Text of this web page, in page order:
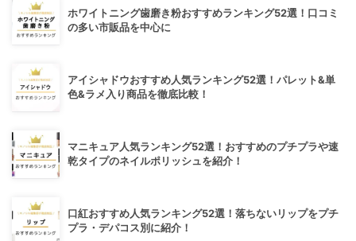
ホワイトニング歯磨き粉おすすめランキング52選！口コミ
の多い市販品を中心に
アイシャドウおすすめ人気ランキング52選！パレット&単
色&ラメ入り商品を徹底比較！
マニキュア人気ランキング52選！おすすめのプチプラや速
乾タイプのネイルポリッシュを紹介！
口紅おすすめ人気ランキング52選！落ちないリップをプチ
プラ・デパコス別に紹介！